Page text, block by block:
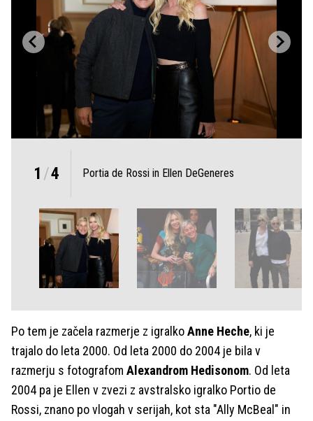
1 /4 Portia de Rossi in Ellen DeGeneres
Po tem je začela razmerje z igralkoAnne Heche, ki je
trajalo do leta 2000. Od leta 2000 do 2004 je bila v
razmerju s fotografom Alexandrom Hedisonom. Od leta
2004 pa je Ellen v zvezi z avstralsko igralko Portio de
Rossi, znano po vlogah v serijah, kot sta "Ally McBeal" in